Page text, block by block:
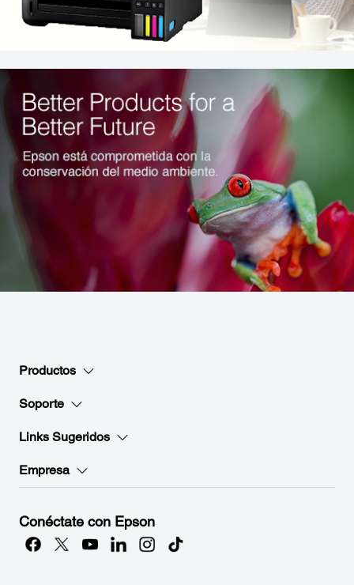
Productos
Soporte
Links Sugeridos
Empresa
Conéctate con Epson